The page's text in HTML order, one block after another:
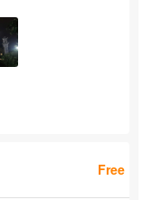
Free